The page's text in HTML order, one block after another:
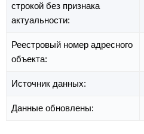
строкой без признака
актуальности:
Реестровый номер адресного
объекта:
Источник данных:
Данные обновлены: